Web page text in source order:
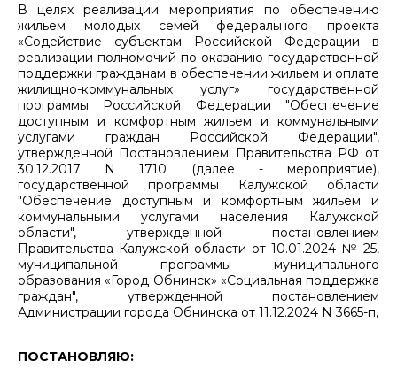
В целях реализации мероприятия по обеспечению
жильем молодых семей федерального проекта
«Содействие субъектам Российской Федерации в
реализации полномочий по оказанию государственной
поддержки гражданам в обеспечении жильем и оплате
жилищно-коммунальных услуг» государственной
программы Российской Федерации "Обеспечение
доступным и комфортным жильем и коммунальными
услугами граждан Российской Федерации",
утвержденной Постановлением Правительства РФ от
30.12.2017 N 1710 (далее - мероприятие),
государственной программы Калужской области
"Обеспечение доступным и комфортным жильем и
коммунальными услугами населения Калужской
области", утвержденной постановлением
Правительства Калужской области от 10.01.2024 № 25,
муниципальной программы муниципального
образования «Город Обнинск» «Социальная поддержка
граждан", утвержденной постановлением
Администрации города Обнинска от 11.12.2024 N 3665-п,
ПОСТАНОВЛЯЮ: